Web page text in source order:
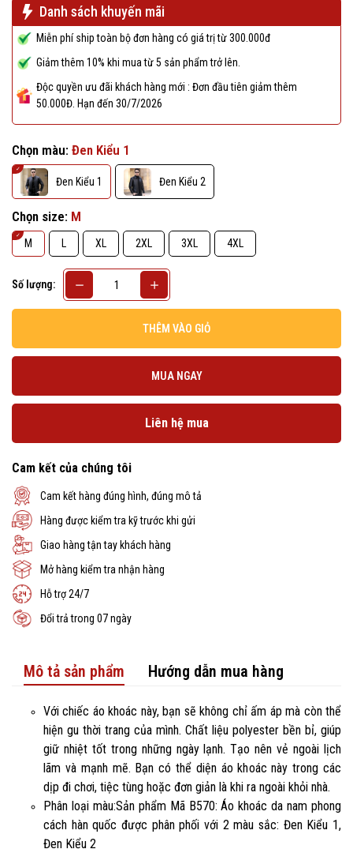
Danh sách khuyến mãi
Miễn phí ship toàn bộ đơn hàng có giá trị từ 300.000đ
Giảm thêm 10% khi mua từ 5 sản phẩm trở lên.
Độc quyền ưu đãi khách hàng mới : Đơn đầu tiên giảm thêm
50.000Đ. Hạn đến 30/7/2026
Chọn màu: Đen Kiểu 1
Đen Kiểu 1 Đen Kiểu 2
Chọn size: M
M L XL 2XL 3XL 4XL
Số lượng:
THÊM VÀO GIỎ
MUA NGAY
Liên hệ mua
Cam kết của chúng tôi
Cam kết hàng đúng hình, đúng mô tả
Hàng được kiểm tra kỹ trước khi gửi
Giao hàng tận tay khách hàng
Mở hàng kiểm tra nhận hàng
Hỗ trợ 24/7
Đổi trả trong 07 ngày
Mô tả sản phẩm Hướng dẫn mua hàng
Với chiếc áo khoác này, bạn sẽ không chỉ ấm áp mà còn thể
hiện gu thời trang của mình. Chất liệu polyester bền bỉ, giúp
giữ nhiệt tốt trong những ngày lạnh. Tạo nên vẻ ngoài lịch
lãm và mạnh mẽ. Bạn có thể diện áo khoác này trong các
dịp đi chơi, tiệc tùng hoặc đơn giản là khi ra ngoài khỏi nhà.
Phân loại màu:Sản phẩm Mã B570: Áo khoác da nam phong
cách hàn quốc được phân phối với 2 màu sắc: Đen Kiểu 1,
Đen Kiểu 2